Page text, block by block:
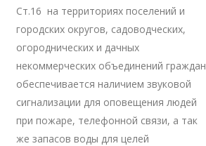
Ст.16 на территориях поселений и
городских округов, садоводческих,
огороднических и дачных
некоммерческих объединений граждан
обеспечивается наличием звуковой
сигнализации для оповещения людей
при пожаре, телефонной связи, а так
же запасов воды для целей